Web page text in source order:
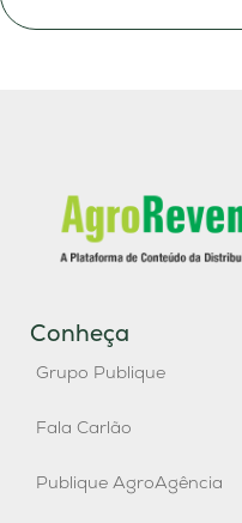
Conheça
Grupo Publique
Fala Carlão
Publique AgroAgência